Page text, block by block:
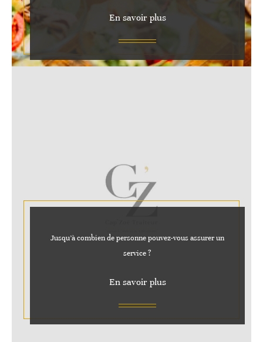
En savoir plus
Jusqu’à combien de personne pouvez-vous assurer un
service ?
En savoir plus